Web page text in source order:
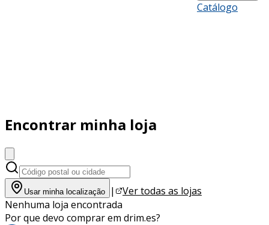
Catálogo
Encontrar minha loja
Usar minha localização |
Ver todas as lojas
Nenhuma loja encontrada
Por que devo comprar em drim.es?